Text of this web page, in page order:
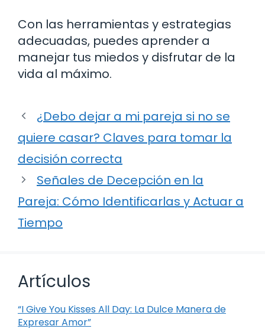
Con las herramientas y estrategias
adecuadas, puedes aprender a
manejar tus miedos y disfrutar de la
vida al máximo.
¿Debo dejar a mi pareja si no se
quiere casar? Claves para tomar la
decisión correcta
Señales de Decepción en la
Pareja: Cómo Identificarlas y Actuar a
Tiempo
Artículos
“I Give You Kisses All Day: La Dulce Manera de
Expresar Amor”